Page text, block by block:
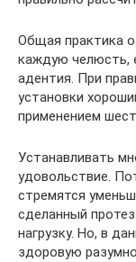
Общая практика
каждую челюсть,
адентия. При
установки
применением
Устанавливать
удовольствие.
стремятся
сделанный
нагрузку. Но, в
здоровую